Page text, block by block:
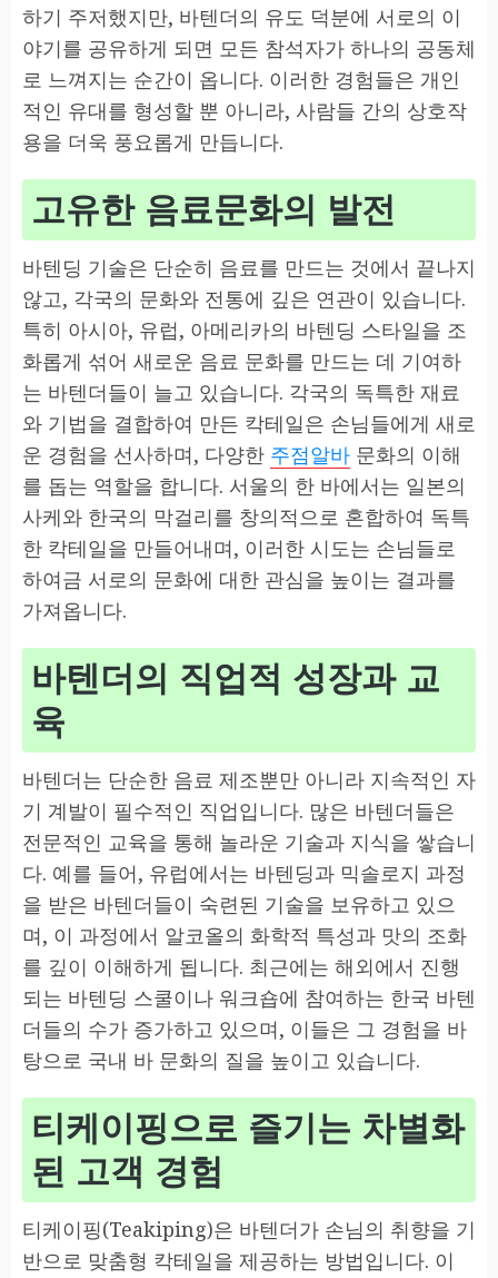
하기 주저했지만, 바텐더의 유도 덕분에 서로의 이
야기를 공유하게 되면 모든 참석자가 하나의 공동체
로 느껴지는 순간이 옵니다. 이러한 경험들은 개인
적인 유대를 형성할 뿐 아니라, 사람들 간의 상호작
용을 더욱 풍요롭게 만듭니다.
고유한 음료문화의 발전
바텐딩 기술은 단순히 음료를 만드는 것에서 끝나지
않고, 각국의 문화와 전통에 깊은 연관이 있습니다.
특히 아시아, 유럽, 아메리카의 바텐딩 스타일을 조
화롭게 섞어 새로운 음료 문화를 만드는 데 기여하
는 바텐더들이 늘고 있습니다. 각국의 독특한 재료
와 기법을 결합하여 만든 칵테일은 손님들에게 새로
운 경험을 선사하며, 다양한 주점알바 문화의 이해
를 돕는 역할을 합니다. 서울의 한 바에서는 일본의
사케와 한국의 막걸리를 창의적으로 혼합하여 독특
한 칵테일을 만들어내며, 이러한 시도는 손님들로
하여금 서로의 문화에 대한 관심을 높이는 결과를
가져옵니다.
바텐더의 직업적 성장과 교
육
바텐더는 단순한 음료 제조뿐만 아니라 지속적인 자
기 계발이 필수적인 직업입니다. 많은 바텐더들은
전문적인 교육을 통해 놀라운 기술과 지식을 쌓습니
다. 예를 들어, 유럽에서는 바텐딩과 믹솔로지 과정
을 받은 바텐더들이 숙련된 기술을 보유하고 있으
며, 이 과정에서 알코올의 화학적 특성과 맛의 조화
를 깊이 이해하게 됩니다. 최근에는 해외에서 진행
되는 바텐딩 스쿨이나 워크숍에 참여하는 한국 바텐
더들의 수가 증가하고 있으며, 이들은 그 경험을 바
탕으로 국내 바 문화의 질을 높이고 있습니다.
티케이핑으로 즐기는 차별화
된 고객 경험
티케이핑(Teakiping)은 바텐더가 손님의 취향을 기
반으로 맞춤형 칵테일을 제공하는 방법입니다. 이